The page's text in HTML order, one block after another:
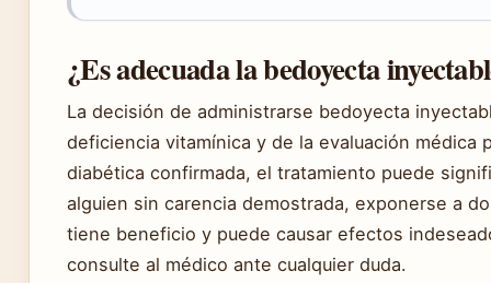
¿Es adecuada la bedoyecta
La decisión de administrarse bedoyecta
deficiencia vitamínica y de la evaluación médica
diabética confirmada, el tratamiento puede
alguien sin carencia demostrada, exponerse a
tiene beneficio y puede causar efectos
consulte al médico ante cualquier duda.